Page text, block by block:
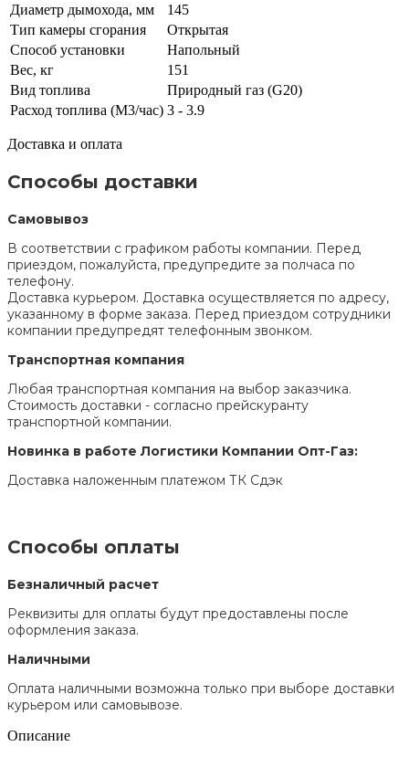
Диаметр дымохода, мм
145
Тип камеры сгорания
Открытая
Способ установки
Напольный
Вес, кг
151
Вид топлива
Природный газ (G20)
Расход топлива (М3/час) 3 - 3.9
Доставка и оплата
Способы доставки
Самовывоз
В соответствии с графиком работы компании. Перед
приездом, пожалуйста, предупредите за полчаса по
телефону.
Доставка курьером. Доставка осуществляется по адресу,
указанному в форме заказа. Перед приездом сотрудники
компании предупредят телефонным звонком.
Транспортная компания
Любая транспортная компания на выбор заказчика.
Стоимость доставки - согласно прейскуранту
транспортной компании.
Новинка в работе Логистики Компании Опт-Газ:
Доставка наложенным платежом ТК Сдэк
Способы оплаты
Безналичный расчет
Реквизиты для оплаты будут предоставлены после
оформления заказа.
Наличными
Оплата наличными возможна только при выборе доставки
курьером или самовывозе.
Описание